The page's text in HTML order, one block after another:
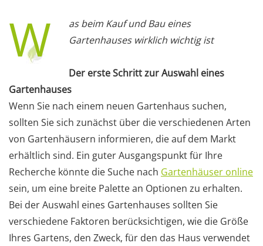
W
as beim Kauf und Bau eines
Gartenhauses wirklich wichtig ist
Der erste Schritt zur Auswahl eines
Gartenhauses
Wenn Sie nach einem neuen Gartenhaus suchen,
sollten Sie sich zunächst über die verschiedenen Arten
von Gartenhäusern informieren, die auf dem Markt
erhältlich sind. Ein guter Ausgangspunkt für Ihre
Recherche könnte die Suche nach Gartenhäuser online
sein, um eine breite Palette an Optionen zu erhalten.
Bei der Auswahl eines Gartenhauses sollten Sie
verschiedene Faktoren berücksichtigen, wie die Größe
Ihres Gartens, den Zweck, für den das Haus verwendet